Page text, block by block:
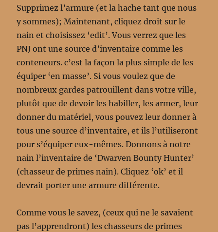
Supprimez l’armure (et la hache tant que nous
y sommes); Maintenant, cliquez droit sur le
nain et choisissez ‘edit’. Vous verrez que les
PNJ ont une source d’inventaire comme les
conteneurs. c’est la façon la plus simple de les
équiper ‘en masse’. Si vous voulez que de
nombreux gardes patrouillent dans votre ville,
plutôt que de devoir les habiller, les armer, leur
donner du matériel, vous pouvez leur donner à
tous une source d’inventaire, et ils l’utiliseront
pour s’équiper eux-mêmes. Donnons à notre
nain l’inventaire de ‘Dwarven Bounty Hunter’
(chasseur de primes nain). Cliquez ‘ok’ et il
devrait porter une armure différente.
Comme vous le savez, (ceux qui ne le savaient
pas l’apprendront) les chasseurs de primes